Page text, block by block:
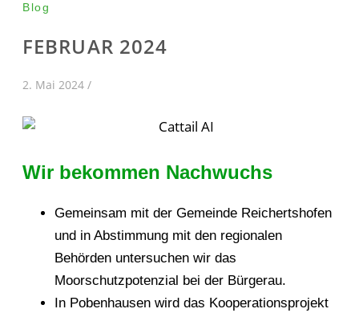
Blog
FEBRUAR 2024
2. Mai 2024 /
Wir bekommen Nachwuchs
Gemeinsam mit der Gemeinde Reichertshofen
und in Abstimmung mit den regionalen
Behörden untersuchen wir das
Moorschutzpotenzial bei der Bürgerau.
In Pobenhausen wird das Kooperationsprojekt